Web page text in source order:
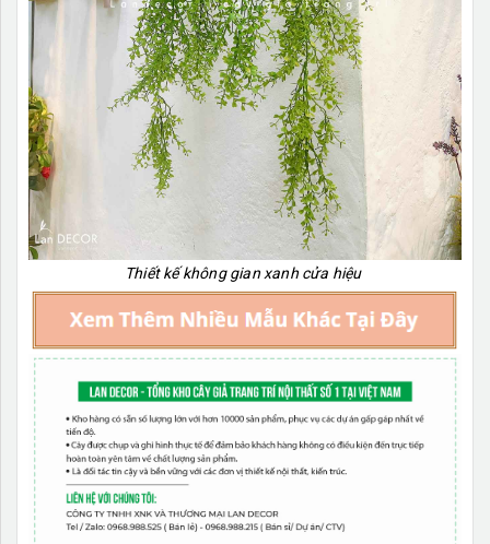
Thiết kế không gian xanh cửa hiệu